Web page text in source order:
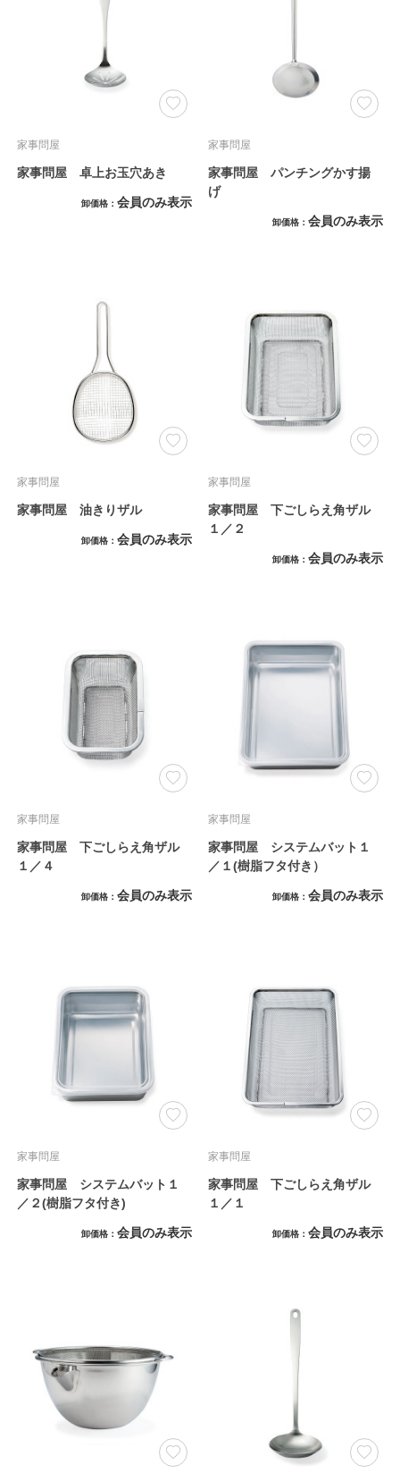
家事問屋
家事問屋 卓上お玉穴あき
卸価格 会員のみ表示
家事問屋
家事問屋 パンチングかす揚
げ
卸価格 会員のみ表示
家事問屋
家事問屋 油きりザル
卸価格 会員のみ表示
家事問屋
家事問屋 下ごしらえ角ザル
１／２
卸価格 会員のみ表示
家事問屋
家事問屋 下ごしらえ角ザル
１／４
卸価格 会員のみ表示
家事問屋
家事問屋 システムバット１
／１(樹脂フタ付き）
卸価格 会員のみ表示
家事問屋
家事問屋 システムバット１
／２(樹脂フタ付き)
卸価格 会員のみ表示
家事問屋
家事問屋 下ごしらえ角ザル
１／１
卸価格 会員のみ表示